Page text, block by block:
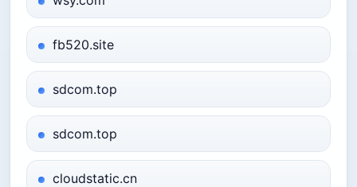
fb520.site
sdcom.top
sdcom.top
cloudstatic.cn